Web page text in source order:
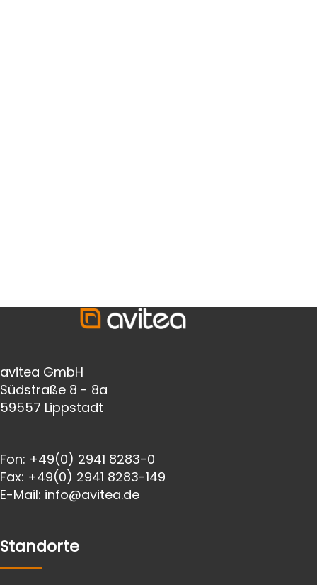
avitea GmbH
Südstraße 8 - 8a
59557 Lippstadt
Fon: +49(0) 2941 8283-0
Fax: +49(0) 2941 8283-149
E-Mail: info@avitea.de
Standorte